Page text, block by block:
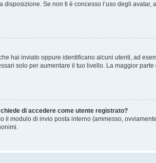
Se non ti è concesso l’uso degli
hai inviato oppure identificano alcuni utenti, ad
solo per aumentare il tuo livello. La maggior
di accedere come utente registrato?
modulo di invio posta interno (ammesso,